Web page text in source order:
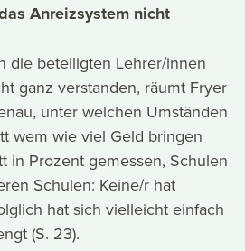
Anreizsystem nicht
die beteiligten Lehrer/innen
ganz verstanden, räumt Fryer
unter welchen Umständen
wem wie viel Geld bringen
in Prozent gemessen, Schulen
Schulen: Keine/r hat
hat sich vielleicht einfach
(S. 23).